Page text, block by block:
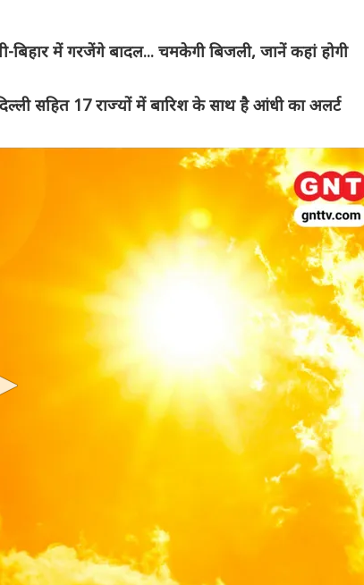
में गरजेंगे बादल... चमकेगी बिजली, जानें कहां होगी
सहित 17 राज्यों में बारिश के साथ है आंधी का अलर्ट